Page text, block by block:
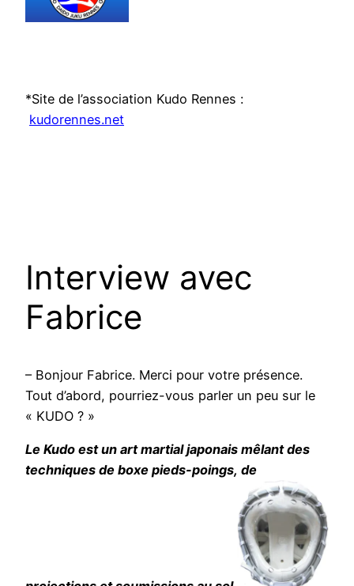
*Site de l’association Kudo Rennes :
kudorennes.net
Interview avec
Fabrice
– Bonjour Fabrice. Merci pour votre présence.
Tout d’abord, pourriez-vous parler un peu sur le
« KUDO ? »
Le Kudo est un art martial japonais mêlant des
techniques de boxe pieds-poings, de